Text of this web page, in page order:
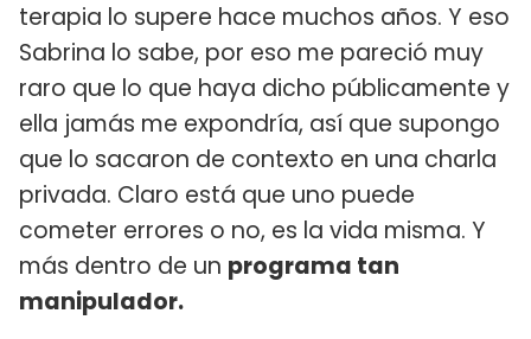
terapia lo supere hace muchos años. Y eso
Sabrina lo sabe, por eso me pareció muy
raro que lo que haya dicho públicamente y
ella jamás me expondría, así que supongo
que lo sacaron de contexto en una charla
privada. Claro está que uno puede
cometer errores o no, es la vida misma. Y
más dentro de un programa tan
manipulador.